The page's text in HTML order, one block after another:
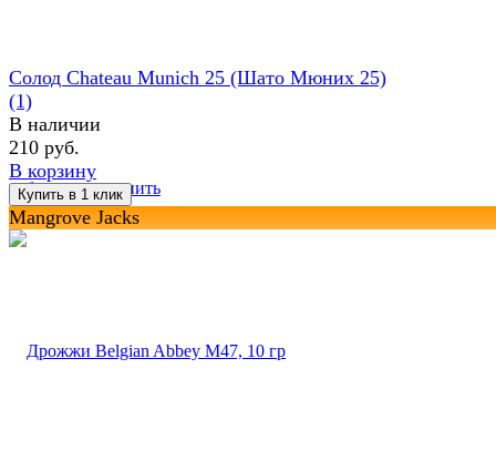
избранное сравнить
Солод Chateau Munich 25 (Шато Мюних 25)
(1)
В наличии
210 руб.
В корзину
Mangrove Jacks